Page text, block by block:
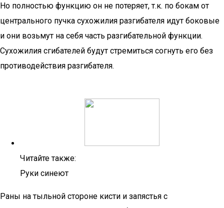
Но полностью функцию он не потеряет, т.к. по бокам от
центрального пучка сухожилия разгибателя идут боковые
и они возьмут на себя часть разгибательной функции.
Сухожилия сгибателей будут стремиться согнуть его без
противодействия разгибателя.
Читайте также:
Руки синеют
Раны на тыльной стороне кисти и запястья с